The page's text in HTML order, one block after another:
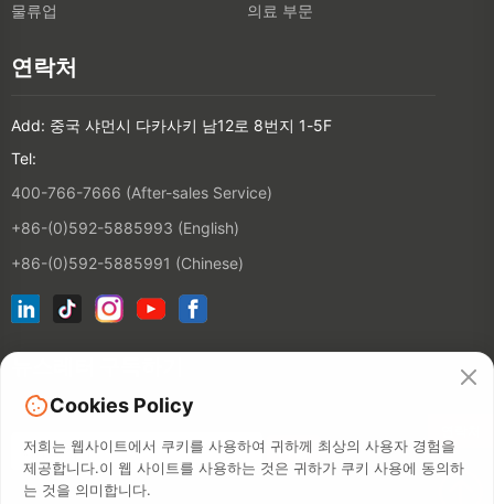
물류업
의료 부문
연락처
Add: 중국 샤먼시 다카사키 남12로 8번지 1-5F
Tel:
400-766-7666 (After-sales Service)
+86-(0)592-5885993 (English)
+86-(0)592-5885991 (Chinese)
Cookies Policy
저희는 웹사이트에서 쿠키를 사용하여 귀하께 최상의 사용자 경험을
제공합니다.이 웹 사이트를 사용하는 것은 귀하가 쿠키 사용에 동의하
는 것을 의미합니다.